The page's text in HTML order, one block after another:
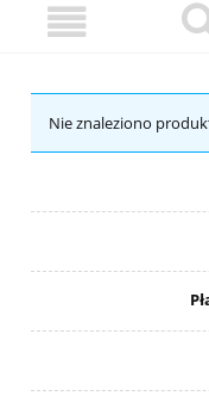
Nie znaleziono